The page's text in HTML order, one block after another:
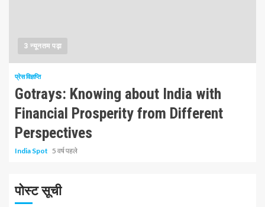
3 न्यूनतम पढ़ा
प्रेस विज्ञप्ति
Gotrays: Knowing about India with
Financial Prosperity from Different
Perspectives
India Spot 5 वर्ष पहले
पोस्ट सूची